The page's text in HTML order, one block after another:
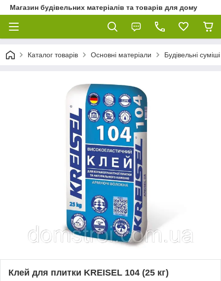
Магазин будівельних матеріалів та товарів для дому
Каталог товарів Основні матеріали Будівельні суміші
Клей для плитки KREISEL 104 (25 кг)